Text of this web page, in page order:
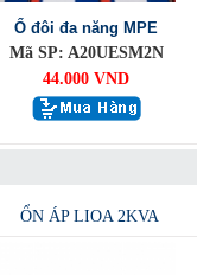
Ổ đôi đa năng MPE
Mã SP: A20UESM2N
44.000 VND
ỔN ÁP LIOA 2KVA